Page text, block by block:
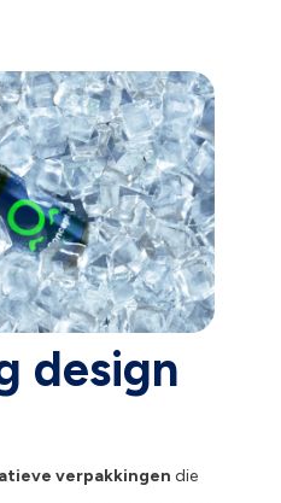
design
verpakkingen die